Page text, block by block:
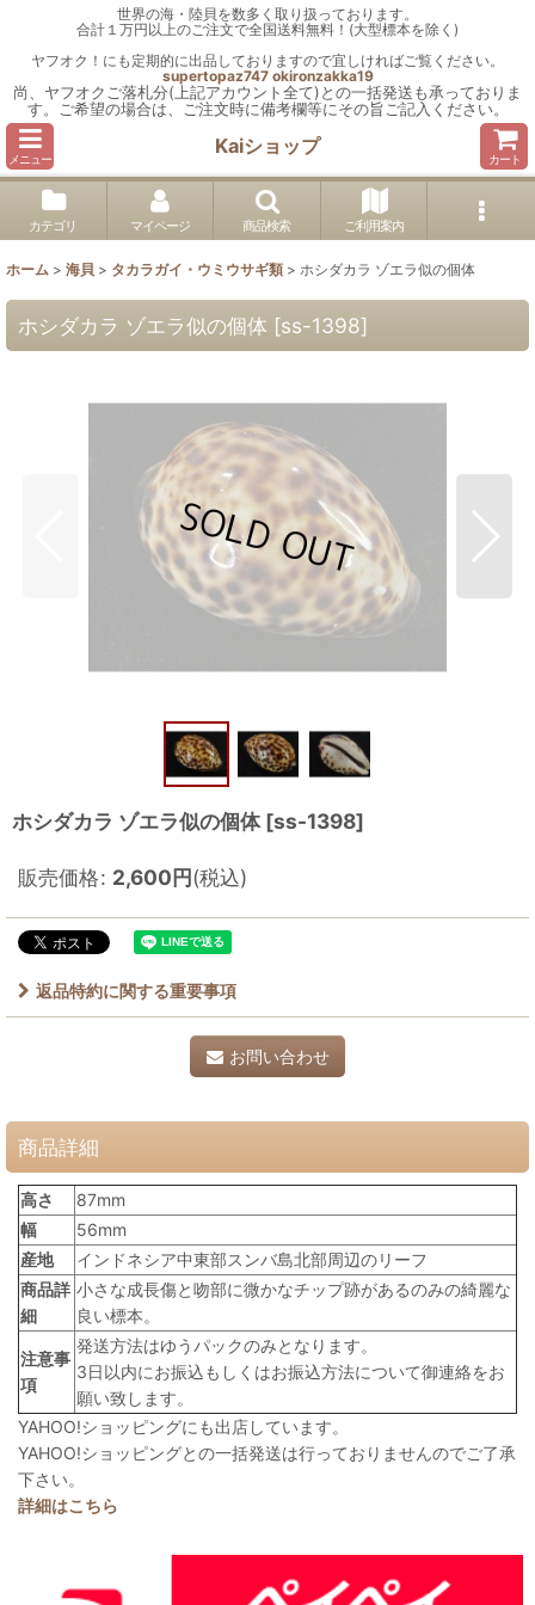
世界の海・陸貝を数多く取り扱っております。
合計１万円以上のご注文で全国送料無料！(大型標本を除く)
ヤフオク！にも定期的に出品しておりますので宜しければご覧ください。
supertopaz747 okironzakka19
尚、ヤフオクご落札分(上記アカウント全て)との一括発送も承っておりま
す。ご希望の場合は、ご注文時に備考欄等にその旨ご記入ください。
メニュー
Kaiショップ
カート
カテゴリ マイページ 商品検索 ご利用案内
ホーム > 海貝 > タカラガイ・ウミウサギ類 > ホシダカラ ゾエラ似の個体
ホシダカラ ゾエラ似の個体 [ss-1398]
ホシダカラ ゾエラ似の個体 [ss-1398]
販売価格: 2,600円(税込)
返品特約に関する重要事項
お問い合わせ
商品詳細
高さ
87mm
幅
56mm
産地
インドネシア中東部スンバ島北部周辺のリーフ
商品詳
細
小さな成長傷と吻部に微かなチップ跡があるのみの綺麗な
良い標本。
注意事
項
発送方法はゆうパックのみとなります。
3日以内にお振込もしくはお振込方法について御連絡をお
願い致します。
YAHOO!ショッピングにも出店しています。
YAHOO!ショッピングとの一括発送は行っておりませんのでご了承
下さい。
詳細はこちら